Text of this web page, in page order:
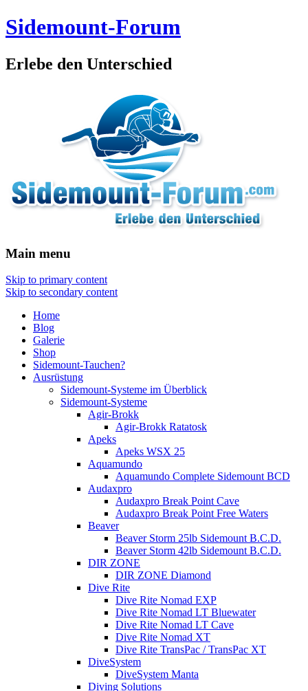
Sidemount-Forum
Erlebe den Unterschied
Main menu
Skip to primary content
Skip to secondary content
Home
Blog
Galerie
Shop
Sidemount-Tauchen?
Ausrüstung
Sidemount-Systeme im Überblick
Sidemount-Systeme
Agir-Brokk
Agir-Brokk Ratatosk
Apeks
Apeks WSX 25
Aquamundo
Aquamundo Complete Sidemount BCD
Audaxpro
Audaxpro Break Point Cave
Audaxpro Break Point Free Waters
Beaver
Beaver Storm 25lb Sidemount B.C.D.
Beaver Storm 42lb Sidemount B.C.D.
DIR ZONE
DIR ZONE Diamond
Dive Rite
Dive Rite Nomad EXP
Dive Rite Nomad LT Bluewater
Dive Rite Nomad LT Cave
Dive Rite Nomad XT
Dive Rite TransPac / TransPac XT
DiveSystem
DiveSystem Manta
Diving Solutions